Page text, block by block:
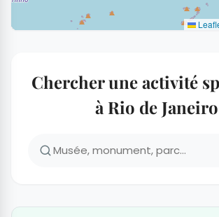
Chercher une activité
à Rio de Janeiro